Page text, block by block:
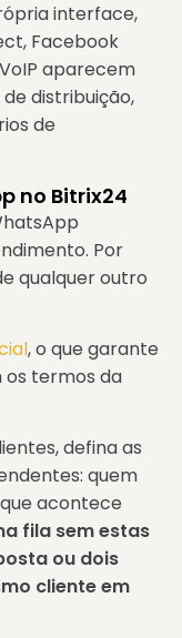
interface,
Facebook
aparecem
distribuição,
de
no Bitrix24
Por
qualquer outro
, o que garante
termos da
defina as
quem
acontece
fila sem estas
ou dois
cliente em